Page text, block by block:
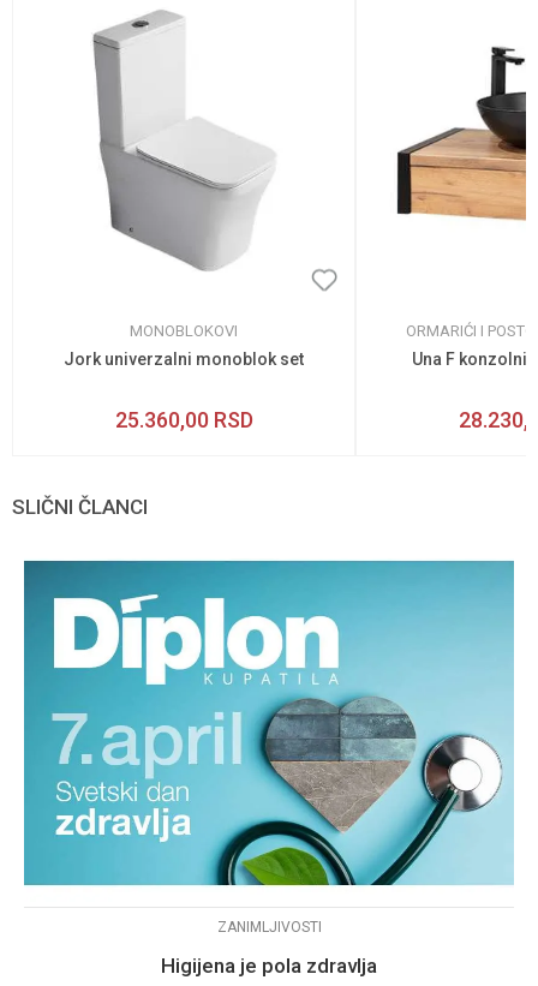
MONOBLOKOVI
Jork univerzalni monoblok set
25.360,00 RSD
ORMARIĆI I
Una F konzolni
SLIČNI ČLANCI
ZANIMLJIVOSTI
Higijena je pola zdravlja